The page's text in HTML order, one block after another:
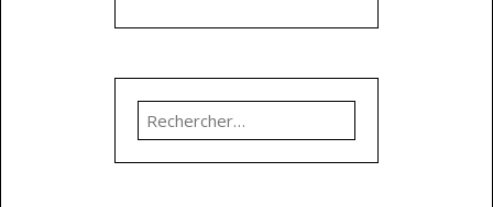
Rechercher :